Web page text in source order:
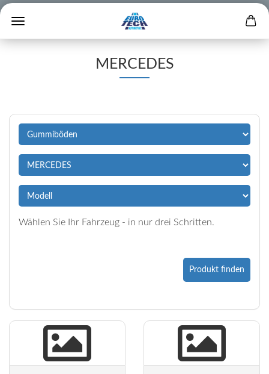
MERCEDES
Wählen Sie Ihr Fahrzeug - in nur drei Schritten.
Produkt finden